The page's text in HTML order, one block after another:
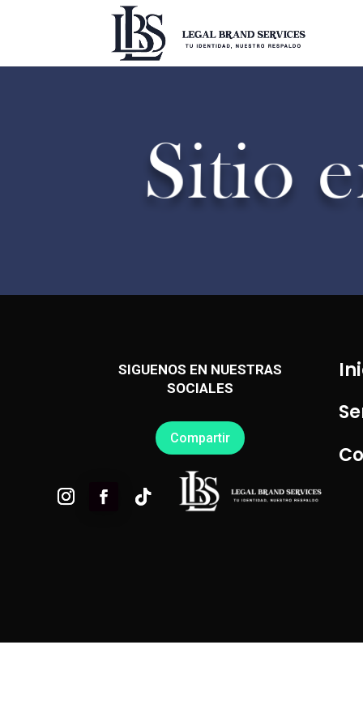
Sitio
SIGUENOS EN NUESTRAS
SOCIALES
Compartir